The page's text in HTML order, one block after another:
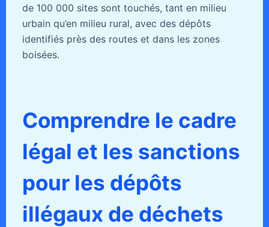
de 100 000 sites sont touchés, tant en milieu
urbain qu’en milieu rural, avec des dépôts
identifiés près des routes et dans les zones
boisées.
Comprendre le cadre
légal et les sanctions
pour les dépôts
illégaux de déchets